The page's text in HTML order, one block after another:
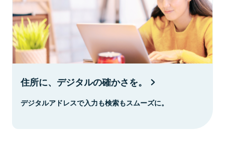
住所に、デジタルの確かさを。
デジタルアドレスで入力も検索もスムーズに。